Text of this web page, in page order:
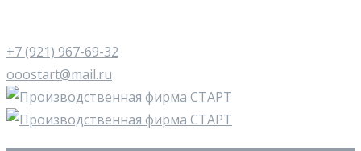
+7 (921) 967-69-32
ooostart@mail.ru